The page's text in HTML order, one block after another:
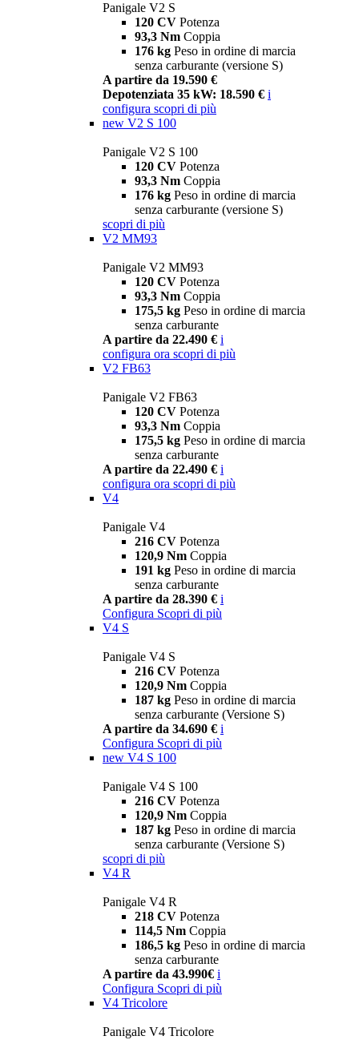
Panigale V2 S
120 CV Potenza
93,3 Nm Coppia
176 kg Peso in ordine di marcia
senza carburante (versione S)
A partire da 19.590 €
Depotenziata 35 kW: 18.590 € i
configura scopri di più
new V2 S 100
Panigale V2 S 100
120 CV Potenza
93,3 Nm Coppia
176 kg Peso in ordine di marcia
senza carburante (versione S)
scopri di più
V2 MM93
Panigale V2 MM93
120 CV Potenza
93,3 Nm Coppia
175,5 kg Peso in ordine di marcia
senza carburante
A partire da 22.490 € i
configura ora scopri di più
V2 FB63
Panigale V2 FB63
120 CV Potenza
93,3 Nm Coppia
175,5 kg Peso in ordine di marcia
senza carburante
A partire da 22.490 € i
configura ora scopri di più
V4
Panigale V4
216 CV Potenza
120,9 Nm Coppia
191 kg Peso in ordine di marcia
senza carburante
A partire da 28.390 € i
Configura Scopri di più
V4 S
Panigale V4 S
216 CV Potenza
120,9 Nm Coppia
187 kg Peso in ordine di marcia
senza carburante (Versione S)
A partire da 34.690 € i
Configura Scopri di più
new V4 S 100
Panigale V4 S 100
216 CV Potenza
120,9 Nm Coppia
187 kg Peso in ordine di marcia
senza carburante (Versione S)
scopri di più
V4 R
Panigale V4 R
218 CV Potenza
114,5 Nm Coppia
186,5 kg Peso in ordine di marcia
senza carburante
A partire da 43.990€ i
Configura Scopri di più
V4 Tricolore
Panigale V4 Tricolore